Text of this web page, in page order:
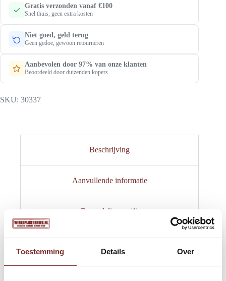
Toestemming Details Over
ritskraag
|
Zwart
aantal
Gratis verzonden vanaf €100
Snel thuis, geen extra kosten
Niet goed, geld terug
Geen gedoe, gewoon retourneren
Aanbevolen door 97% van onze klanten
Beoordeeld door duizenden kopers
SKU: 30337
Beschrijving
Aanvullende informatie
Beoordelingen (1)